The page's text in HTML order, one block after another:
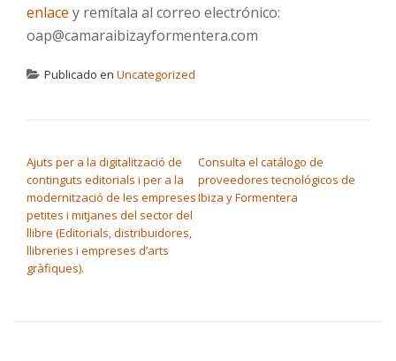
enlace y remítala al correo electrónico:
oap@camaraibizayformentera.com
Publicado en Uncategorized
Ajuts per a la digitalització de
continguts editorials i per a la
modernització de les empreses
petites i mitjanes del sector del
llibre (Editorials, distribuidores,
llibreries i empreses d’arts
gràfiques).
Consulta el catálogo de
proveedores tecnológicos de
Ibiza y Formentera